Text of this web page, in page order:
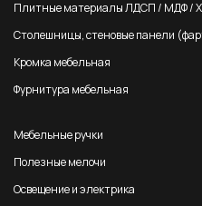
Плитные материалы ЛДСП / МДФ /
Столешницы, стеновые панели
Кромка мебельная
Фурнитура мебельная
Мебельные ручки
Полезные мелочи
Освещение и электрика